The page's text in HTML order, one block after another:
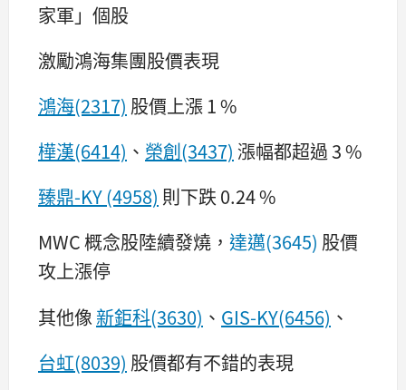
家軍」個股
激勵鴻海集團股價表現
鴻海(2317) 股價上漲 1 %
樺漢(6414) 、 榮創(3437) 漲幅都超過 3 %
臻鼎-KY (4958) 則下跌 0.24 %
MWC 概念股陸續發燒， 達邁(3645) 股價
攻上漲停
其他像 新鉅科(3630) 、 GIS-KY(6456) 、
台虹(8039) 股價都有不錯的表現